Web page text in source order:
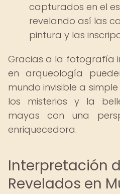
capturados en el
revelando así las
pintura y las
Gracias a la fotografía
en arqueología
mundo invisible a
los misterios y la
mayas con una
enriquecedora.
Interpretación
Revelados en